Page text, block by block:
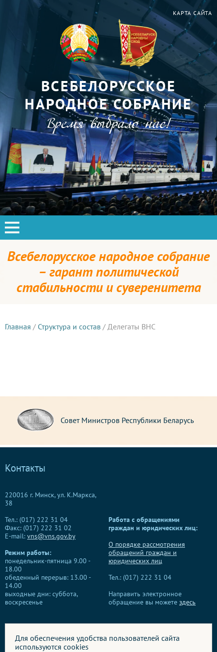
КАРТА САЙТА
ВСЕБЕЛОРУССКОЕ
НАРОДНОЕ СОБРАНИЕ
Время выбрало нас!
Всебелорусское народное собрание
– гарант политической
стабильности и суверенитета
Главная / Структура и состав / Делегаты ВНС
Совет Министров Республики Беларусь
Для обеспечения удобства пользователей сайта
используются cookies
Контакты
220016 г. Минск, ул. К.Маркса,
38
Тел.: (017) 222 31 04
Факс: (017) 222 31 02
E-mail: vns@vns.gov.by
Режим работы:
понедельник-пятница 9.00 -
18.00
обеденный перерыв: 13.00 -
14.00
выходные дни: суббота,
воскресенье
Работа с обращениями
граждан и юридических лиц:
О порядке рассмотрения
обращений граждан и
юридических лиц
Тел.: (017) 222 31 04
Направить электронное
обращение вы можете здесь